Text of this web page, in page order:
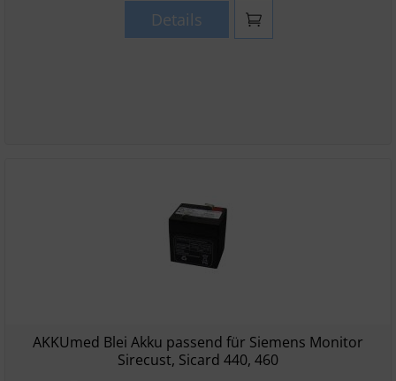
Details
AKKUmed Blei Akku passend für Siemens Monitor
Sirecust, Sicard 440, 460